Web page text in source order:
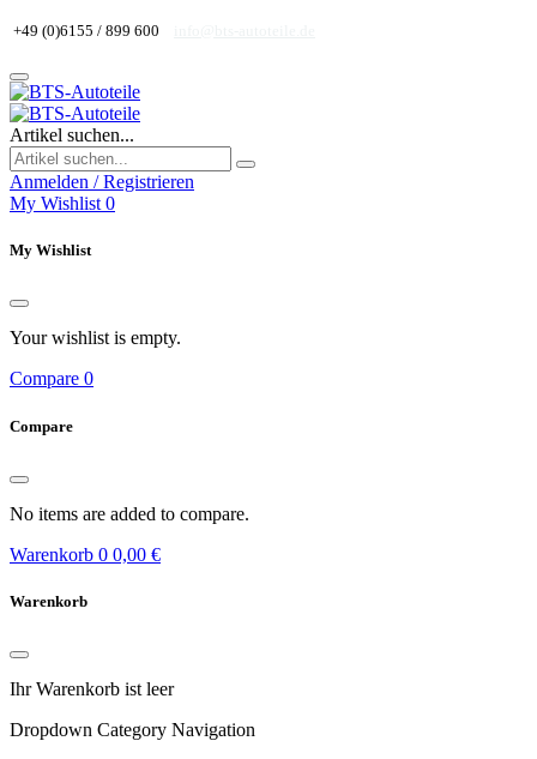
+49 (0)6155 / 899 600
Artikel suchen...
Anmelden / Registrieren
My Wishlist 0
My Wishlist
Your wishlist is empty.
Compare 0
Compare
No items are added to compare.
Warenkorb 0 0,00 €
Warenkorb
Ihr Warenkorb ist leer
Dropdown Category Navigation